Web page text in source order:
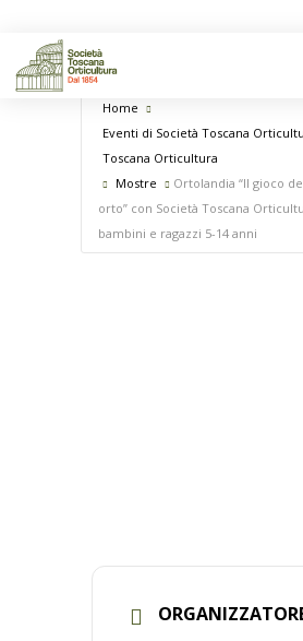
Home
Eventi di Società Toscana
Toscana Orticultura
Mostre
Ortolandia “Il gioco
orto” con Società Toscana
bambini e ragazzi 5-14 anni